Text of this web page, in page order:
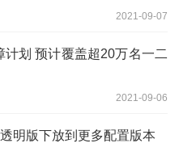
2021-09-07
划 预计覆盖超20万名一二
2021-09-06
明版下放到更多配置版本